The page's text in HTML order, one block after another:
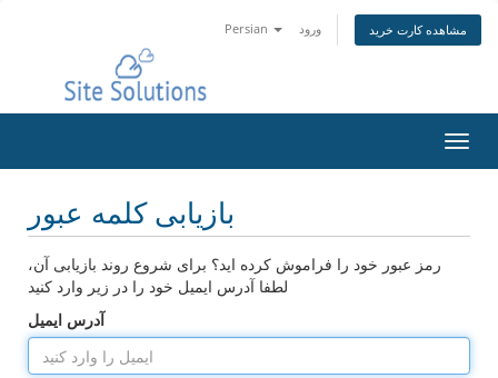
Persian ورود مشاهده کارت خرید
تغییر
بازیابی کلمه عبور
رمز عبور خود را فراموش کرده اید؟ برای شروع روند بازیابی آن،
لطفا آدرس ایمیل خود را در زیر وارد کنید
آدرس ایمیل